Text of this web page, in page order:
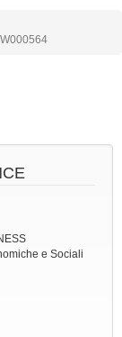
W000564
e Sociali